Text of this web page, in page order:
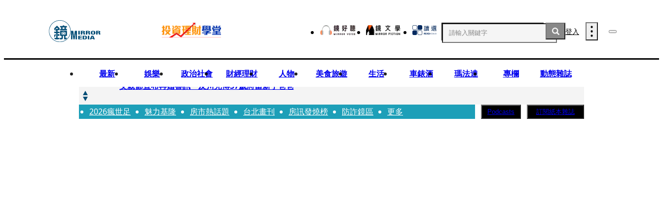
登入
最新 娛樂 政治社會 財經理財 人物 美食旅遊 生活 車錶酒 瑪法達 專欄 動態雜誌
快訊
父親節宣布再婚喜訊 及川光博57歲將當新手爸爸
快訊
改姓斷開阿湯哥！20歲舒莉首登台「1人分飾4角」 觀眾驚艷：錯怪星二代了
2026瘋世足 魅力基隆 房市熱話題 台北畫刊 房訊發燒榜 防詐鏡區 更多 Podcasts 訂閱紙本雜誌